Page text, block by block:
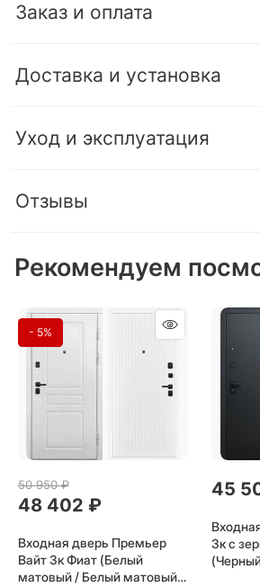
Заказ и оплата
Доставка и установка
Уход и эксплуатация
Отзывы
Рекомендуем
- 5%
50 950 ₽
48 402 ₽
Входная дверь Премьер
Вайт 3к Фиат (Белый
матовый / Белый матовый)
45
3к с